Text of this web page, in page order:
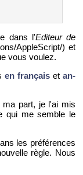
dans l'Edi­teur de
Ap­pleS­cript/) et
vous vou­lez.
en fran­çais etan­
part, je l'ai mis
qui me semble le
les pré­fé­rences
règle. Nous